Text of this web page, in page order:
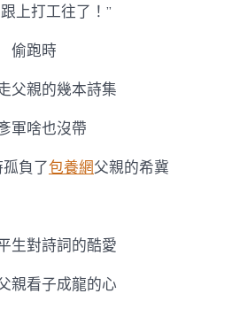
上打工往了！”
偷跑時
父親的幾本詩集
軍啥也沒帶
負了包養網父親的希冀
生對詩詞的酷愛
親看子成龍的心